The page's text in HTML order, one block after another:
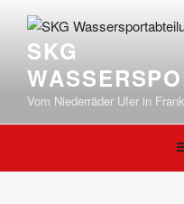
Inhalt
springenSKG
Vom Niederräder Ufer in